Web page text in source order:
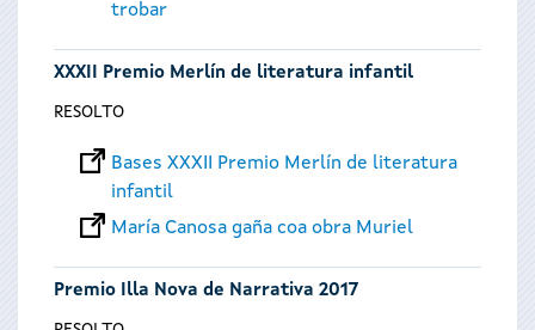
trobar
XXXII Premio Merlín de literatura infantil
RESOLTO
Bases XXXII Premio Merlín de literatura
infantil
María Canosa gaña coa obra Muriel
Premio Illa Nova de Narrativa 2017